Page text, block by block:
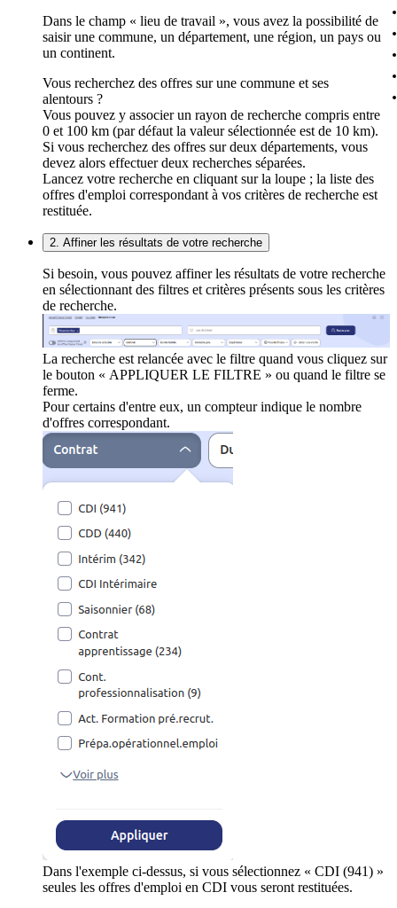
Dans le champ « lieu de travail », vous avez la possibilité de
saisir une commune, un département, une région, un pays ou
un continent.
Vous recherchez des offres sur une commune et ses
alentours ?
Vous pouvez y associer un rayon de recherche compris entre
0 et 100 km (par défaut la valeur sélectionnée est de 10 km).
Si vous recherchez des offres sur deux départements, vous
devez alors effectuer deux recherches séparées.
Lancez votre recherche en cliquant sur la loupe ; la liste des
offres d'emploi correspondant à vos critères de recherche est
restituée.
2. Affiner les résultats de votre recherche
Si besoin, vous pouvez affiner les résultats de votre recherche
en sélectionnant des filtres et critères présents sous les critères
de recherche.
La recherche est relancée avec le filtre quand vous cliquez sur
le bouton « APPLIQUER LE FILTRE » ou quand le filtre se
ferme.
Pour certains d'entre eux, un compteur indique le nombre
d'offres correspondant.
Dans l'exemple ci-dessus, si vous sélectionnez « CDI (941) »
seules les offres d'emploi en CDI vous seront restituées.